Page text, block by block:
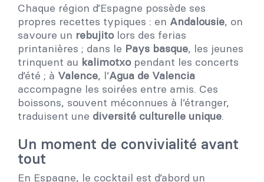
Chaque région d’Espagne possède ses
propres recettes typiques : en Andalousie, on
savoure un rebujitolors des ferias
printanières ; dans le Pays basque, les jeunes
trinquent au kalimotxopendant les concerts
d’été ; à Valence, l’Agua de Valencia
accompagne les soirées entre amis. Ces
boissons, souvent méconnues à l’étranger,
traduisent une diversité culturelle unique.
Un moment de convivialité avant
tout
En Espagne, le cocktail est d’abord un